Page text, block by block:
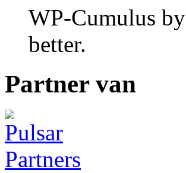
WP-Cumulus by
better.
Partner van